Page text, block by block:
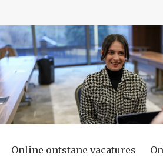
Online ontstane vacatures